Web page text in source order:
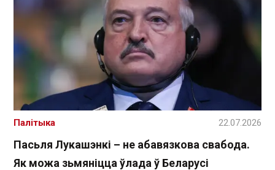
Пасьля Лукашэнкі – не абавязкова свабода.
Як можа зьмяніцца ўлада ў Беларусі
Палітыка 22.07.2026